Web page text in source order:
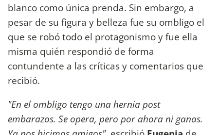
blanco como única prenda. Sin embargo, a
pesar de su figura y belleza fue su ombligo el
que se robó todo el protagonismo y fue ella
misma quién respondió de forma
contundente a las críticas y comentarios que
recibió.
"En el ombligo tengo una hernia post
embarazos. Se opera, pero por ahora ni ganas.